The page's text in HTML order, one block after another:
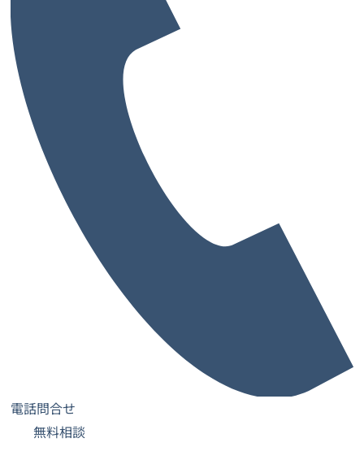
電話問合せ
無料相談
サービスについて
よくあるご質問
ご契約までの流れ
コラム
お問い合わせ
レンタルオフィス一覧・検索
都道府県から探す
大阪府 兵庫県